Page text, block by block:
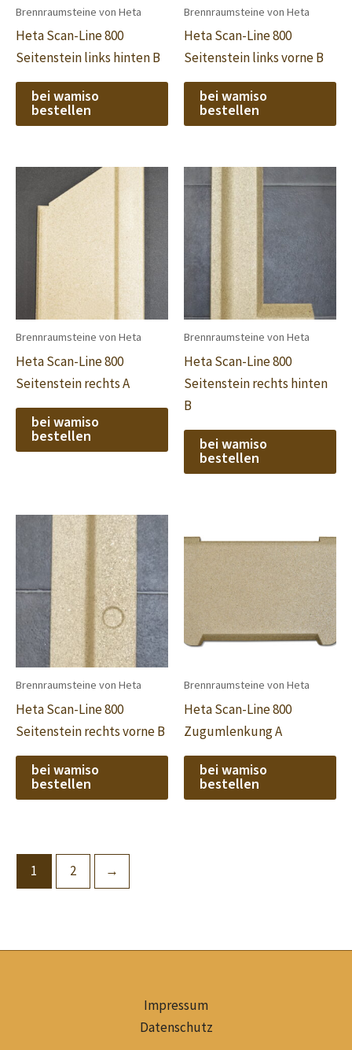
Brennraumsteine von Heta
Heta Scan-Line 800
Seitenstein links hinten B
bei wamiso
bestellen
Brennraumsteine von Heta
Heta Scan-Line 800
Seitenstein links vorne B
bei wamiso
bestellen
Brennraumsteine von Heta
Heta Scan-Line 800
Seitenstein rechts A
bei wamiso
bestellen
Brennraumsteine von Heta
Heta Scan-Line 800
Seitenstein rechts hinten
B
bei wamiso
bestellen
Brennraumsteine von Heta
Heta Scan-Line 800
Seitenstein rechts vorne B
bei wamiso
bestellen
Brennraumsteine von Heta
Heta Scan-Line 800
Zugumlenkung A
bei wamiso
bestellen
1 2 →
Impressum
Datenschutz